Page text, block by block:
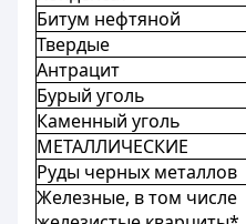
Битум нефтяной
Твердые
Антрацит
Бурый уголь
Каменный уголь
МЕТАЛЛИЧЕСКИЕ
Руды черных металлов
Железные, в том числе